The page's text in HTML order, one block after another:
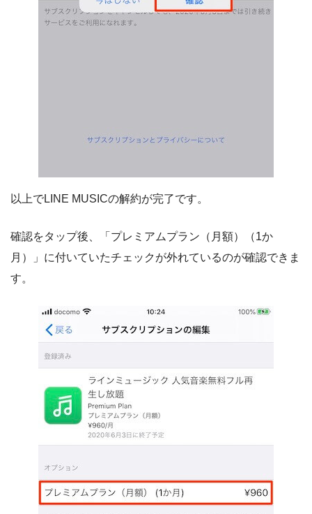
以上でLINE MUSICの解約が完了です。
確認をタップ後、「プレミアムプラン（月額）（1か
月）」に付いていたチェックが外れているのが確認できま
す。